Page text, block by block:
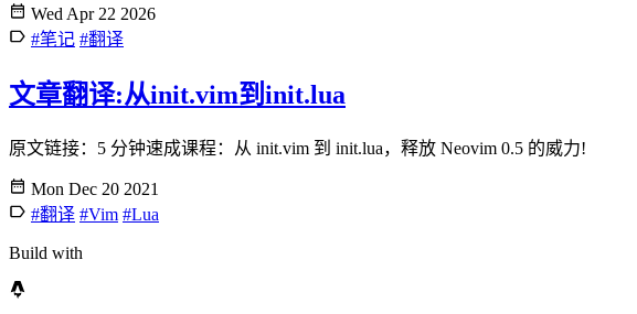
Wed Apr 22 2026
#笔记 #翻译
文章翻译:从init.vim到init.lua
原文链接：5 分钟速成课程：从 init.vim 到 init.lua，释放 Neovim 0.5 的威力!
Mon Dec 20 2021
#翻译 #Vim #Lua
Build with